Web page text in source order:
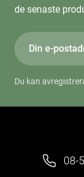
de senaste
Du kan
08-